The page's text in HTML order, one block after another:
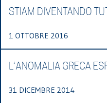
STIAM DIVENTANDO
1 OTTOBRE 2016
L’ANOMALIA GRECA
31 DICEMBRE 2014